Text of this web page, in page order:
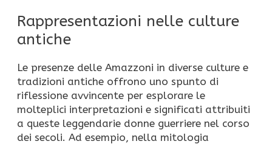
Rappresentazioni nelle culture
antiche
Le presenze delle Amazzoni in diverse culture e
tradizioni antiche offrono uno spunto di
riflessione avvincente per esplorare le
molteplici interpretazioni e significati attribuiti
a queste leggendarie donne guerriere nel corso
dei secoli. Ad esempio, nella mitologia